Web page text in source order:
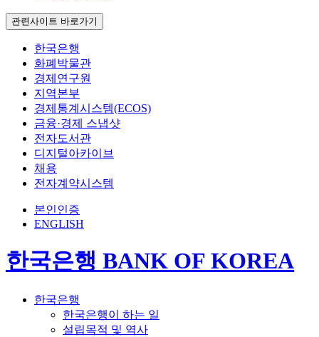
관련사이트 바로가기
한국은행
화폐박물관
경제연구원
지역본부
경제통계시스템(ECOS)
금융·경제 스냅샷
전자도서관
디지털아카이브
채용
전자계약시스템
본인인증
ENGLISH
한국은행 BANK OF KOREA
한국은행
한국은행이 하는 일
설립목적 및 역사